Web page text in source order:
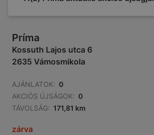
Príma
Kossuth Lajos utca 6
2635 Vámosmikola
AJÁNLATOK: 0
AKCIÓS ÚJSÁGOK: 0
TÁVOLSÁG: 171,81 km
zárva